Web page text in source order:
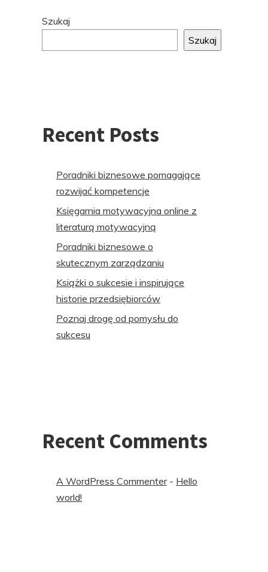
Przejdź
stopki
Szukaj
Szukaj
Recent Posts
Poradniki biznesowe pomagające
rozwijać kompetencje
Księgarnia motywacyjna online z
literaturą motywacyjną
Poradniki biznesowe o
skutecznym zarządzaniu
Książki o sukcesie i inspirujące
historie przedsiębiorców
Poznaj drogę od pomysłu do
sukcesu
Recent Comments
A WordPress Commenter- Hello
world!